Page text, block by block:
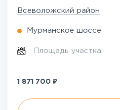
Всеволожский район
Мурманское шоссе
Площадь участка:
1 871 700 ₽